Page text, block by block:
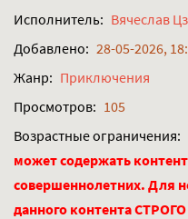
Исполнитель: Вячеслав
Добавлено: 28-05-2026,
Жанр: Приключения
Просмотров: 105
Возрастные ограничения:
может содержать
совершеннолетних. Для
данного контента